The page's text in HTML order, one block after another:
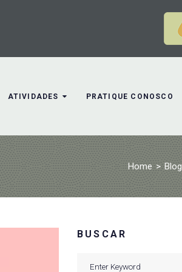
ATIVIDADES PRATIQUE CONOSCO
Home > Blog
BUSCAR